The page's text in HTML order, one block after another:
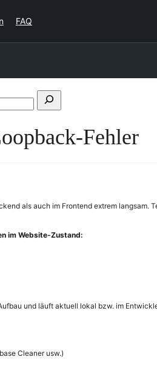
FAQ
Foren
Fehler
als auch im Frontend extrem langsam.
im Website-Zustand:
und läuft aktuell lokal bzw. im
Cleaner usw.)